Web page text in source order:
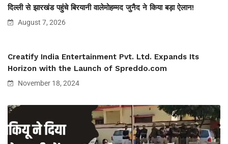
दिल्ली से झारखंड पहुंचे बिरयानी वालेमोहम्मद जुनैद ने किया बड़ा ऐलान!
August 7, 2026
Creatify India Entertainment Pvt. Ltd. Expands Its
Horizon with the Launch of Spreddo.com
November 18, 2024